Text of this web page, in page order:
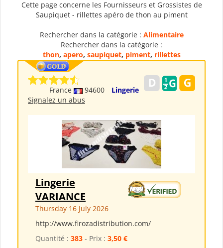
Cette page concerne les Fournisseurs et Grossistes de
Saupiquet - rillettes apéro de thon au piment
Rechercher dans la catégorie : Alimentaire
Rechercher dans la catégorie :
thon, apero, saupiquet, piment, rillettes
France 94600
Lingerie
Signalez un abus
Lingerie
VARIANCE
Thursday 16 July 2026
http://www.firozadistribution.com/
Quantité : 383 - Prix : 3,50 €